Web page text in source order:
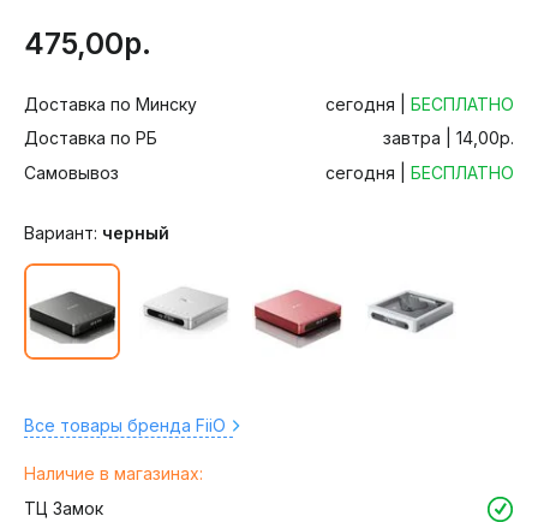
475,00р.
Доставка по Минску сегодня | БЕСПЛАТНО
Доставка по РБ
завтра | 14,00р.
Самовывоз
сегодня | БЕСПЛАТНО
Вариант: черный
Все товары бренда FiiO
Наличие в магазинах:
ТЦ Замок